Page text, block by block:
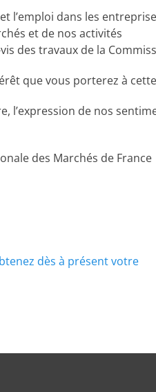
l’emploi dans les
et de nos activités
des travaux de la
que vous porterez à
l’expression de nos
des Marchés de France
dès à présent votre